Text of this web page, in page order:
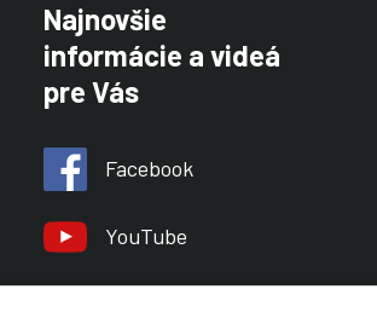
Najnovšie
informácie a videá
pre Vás
Facebook
YouTube